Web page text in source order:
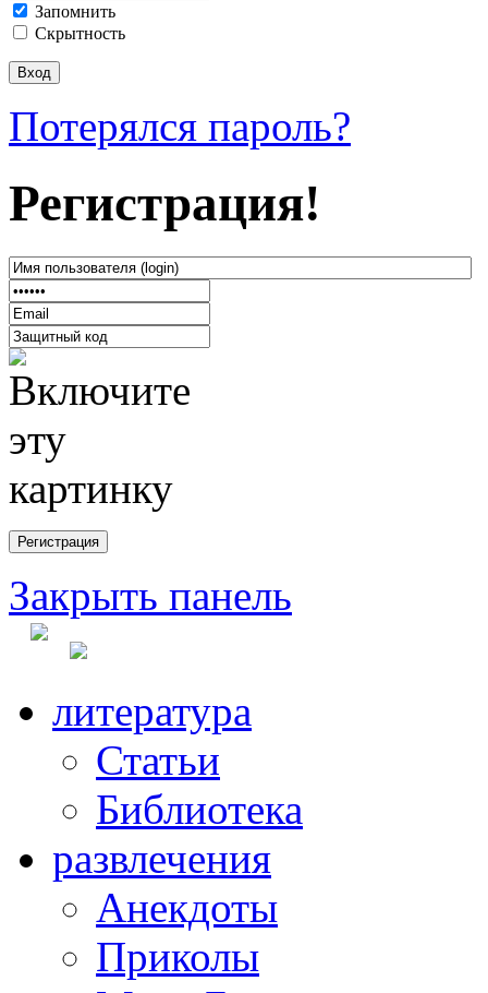
Запомнить
Скрытность
Потерялся пароль?
Регистрация!
Закрыть панель
литература
Статьи
Библиотека
развлечения
Анекдоты
Приколы